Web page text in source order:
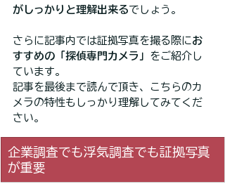
がしっかりと理解出来るでしょう。
さらに記事内では証拠写真を撮る際にお
すすめの「探偵専門カメラ」 をご紹介し
ています。
記事を最後まで読んで頂き、こちらのカ
メラの特性もしっかり理解してみてくだ
さい。
企業調査でも浮気調査でも証拠写真
が重要